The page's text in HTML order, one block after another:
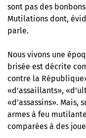
sont pas des
Mutilations dont,
parle.
Nous vivons une
brisée est décrite
contre la
«d’assaillants»,
«d’assassins». Mais,
armes à feu
comparées à des